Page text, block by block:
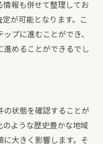
情報も併せて整理してお
が可能となります。こ
プに進むことができ、
めることができるでし
の状態を確認することが
ような歴史豊かな地域
大きく影響します。そ